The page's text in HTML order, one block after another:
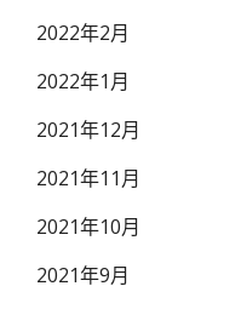
2022年2月
2022年1月
2021年12月
2021年11月
2021年10月
2021年9月